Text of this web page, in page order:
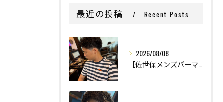
最近の投稿 Recent Posts
2026/08/08